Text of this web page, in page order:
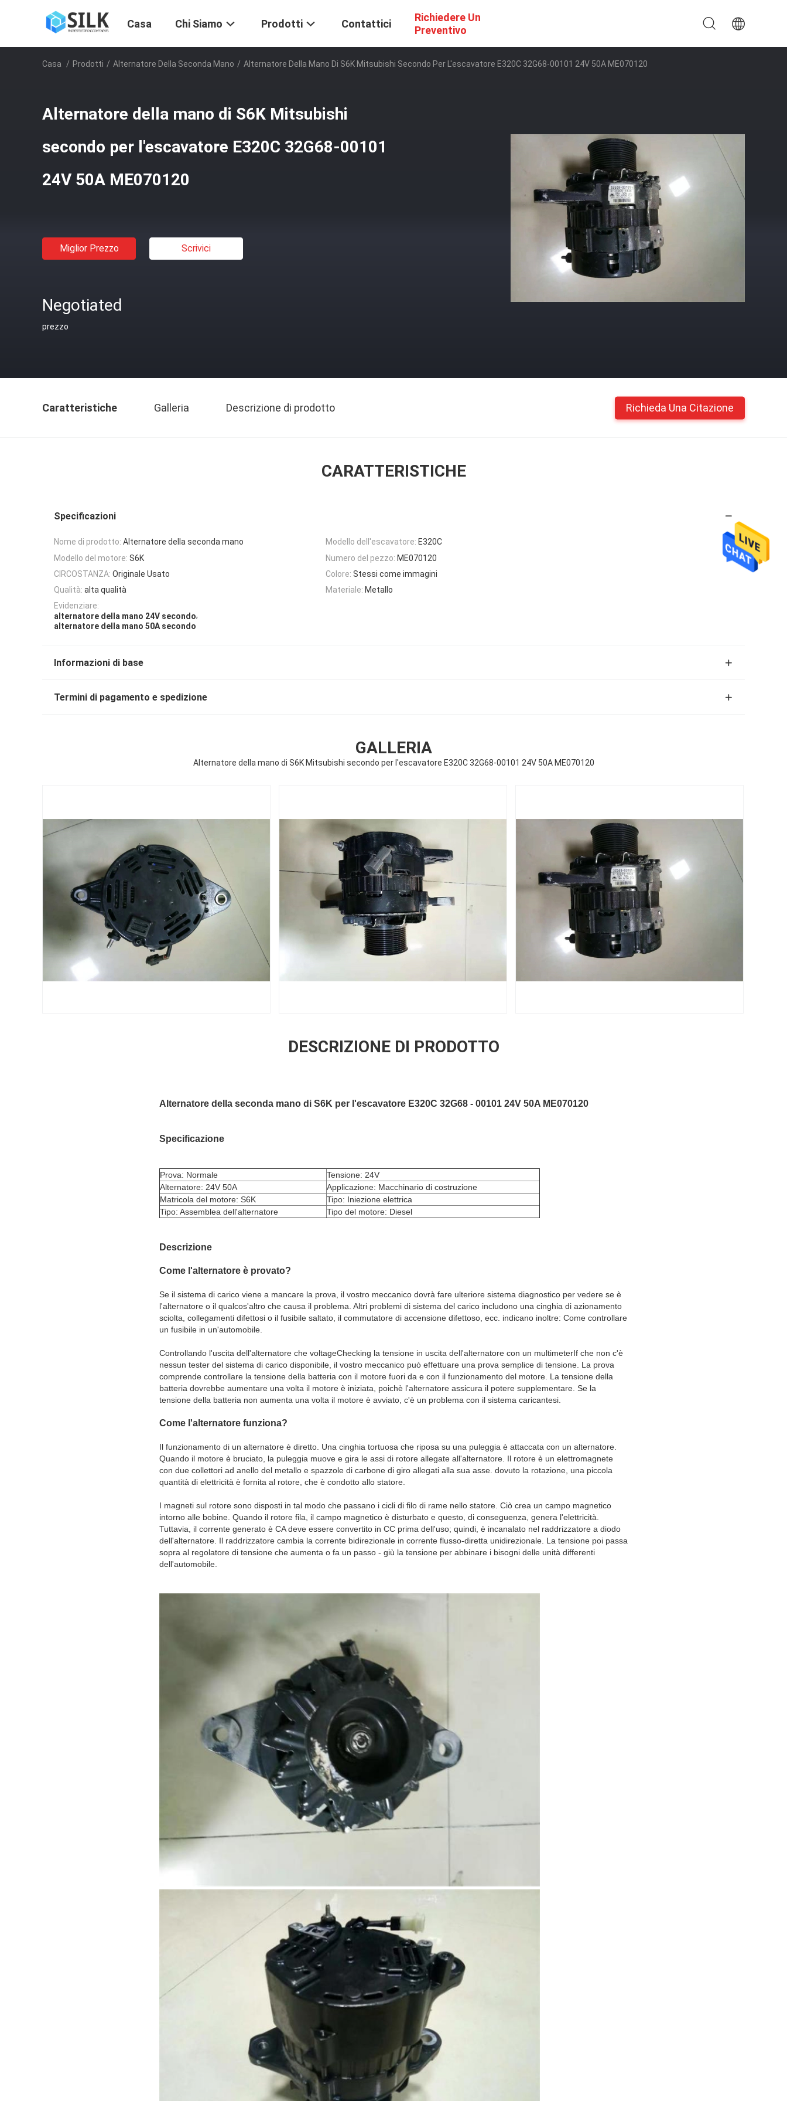
Casa Chi Siamo Prodotti Contattici
Richiedere Un
Preventivo
Casa / Prodotti / Alternatore Della Seconda Mano / Alternatore Della Mano Di S6K Mitsubishi Secondo Per L'escavatore E320C 32G68-00101 24V 50A ME070120
Alternatore della mano di S6K Mitsubishi
secondo per l'escavatore E320C 32G68-00101
24V 50A ME070120
Miglior Prezzo Scrivici
Negotiated
prezzo
Caratteristiche Galleria Descrizione di prodotto Richieda Una Citazione
CARATTERISTICHE
Specificazioni
Nome di prodotto: Alternatore della seconda mano Modello dell'escavatore: E320C
Modello del motore: S6K Numero del pezzo: ME070120
CIRCOSTANZA: Originale Usato Colore: Stessi come immagini
Qualità: alta qualità Materiale: Metallo
Evidenziare:
alternatore della mano 24V secondo,
alternatore della mano 50A secondo
Informazioni di base
Termini di pagamento e spedizione
GALLERIA
Alternatore della mano di S6K Mitsubishi secondo per l'escavatore E320C 32G68-00101 24V 50A ME070120
DESCRIZIONE DI PRODOTTO
Alternatore della seconda mano di S6K per l'escavatore E320C 32G68 - 00101 24V 50A ME070120
Specificazione
Prova: Normale
Tensione: 24V
Alternatore: 24V 50A
Applicazione: Macchinario di costruzione
Matricola del motore: S6K
Tipo: Iniezione elettrica
Tipo: Assemblea dell'alternatore
Tipo del motore: Diesel
Descrizione
Come l'alternatore è provato?
Se il sistema di carico viene a mancare la prova, il vostro meccanico dovrà fare ulteriore sistema diagnostico per vedere se è
l'alternatore o il qualcos'altro che causa il problema. Altri problemi di sistema del carico includono una cinghia di azionamento
sciolta, collegamenti difettosi o il fusibile saltato, il commutatore di accensione difettoso, ecc. indicano inoltre: Come controllare
un fusibile in un'automobile.
Controllando l'uscita dell'alternatore che voltageChecking la tensione in uscita dell'alternatore con un multimeterIf che non c'è
nessun tester del sistema di carico disponibile, il vostro meccanico può effettuare una prova semplice di tensione. La prova
comprende controllare la tensione della batteria con il motore fuori da e con il funzionamento del motore. La tensione della
batteria dovrebbe aumentare una volta il motore è iniziata, poichè l'alternatore assicura il potere supplementare. Se la
tensione della batteria non aumenta una volta il motore è avviato, c'è un problema con il sistema caricantesi.
Come l'alternatore funziona?
Il funzionamento di un alternatore è diretto. Una cinghia tortuosa che riposa su una puleggia è attaccata con un alternatore.
Quando il motore è bruciato, la puleggia muove e gira le assi di rotore allegate all'alternatore. Il rotore è un elettromagnete
con due collettori ad anello del metallo e spazzole di carbone di giro allegati alla sua asse. dovuto la rotazione, una piccola
quantità di elettricità è fornita al rotore, che è condotto allo statore.
I magneti sul rotore sono disposti in tal modo che passano i cicli di filo di rame nello statore. Ciò crea un campo magnetico
intorno alle bobine. Quando il rotore fila, il campo magnetico è disturbato e questo, di conseguenza, genera l'elettricità.
Tuttavia, il corrente generato è CA deve essere convertito in CC prima dell'uso; quindi, è incanalato nel raddrizzatore a diodo
dell'alternatore. Il raddrizzatore cambia la corrente bidirezionale in corrente flusso-diretta unidirezionale. La tensione poi passa
sopra al regolatore di tensione che aumenta o fa un passo - giù la tensione per abbinare i bisogni delle unità differenti
dell'automobile.